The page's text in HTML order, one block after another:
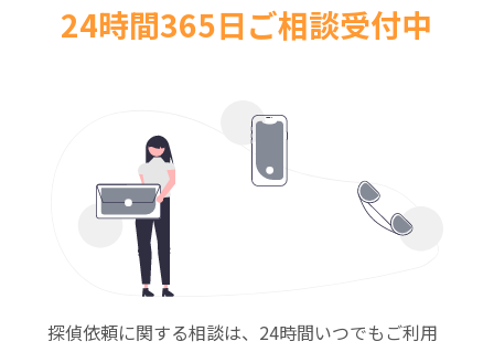
24時間365日ご相談受付中
探偵依頼に関する相談は、24時間いつでもご利用